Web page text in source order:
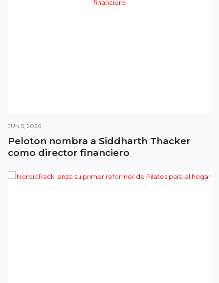
JUN 5, 2026
Peloton nombra a Siddharth Thacker
como director financiero